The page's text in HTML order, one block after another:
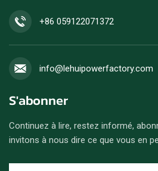
+86 059122071372
info@lehuipowerfactory.com
S'abonner
Continuez à lire, restez informé,
invitons à nous dire ce que vous en